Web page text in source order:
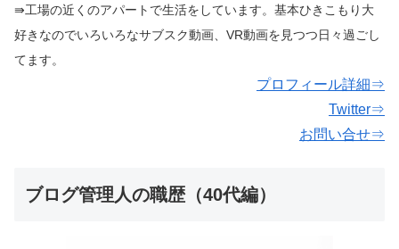
⇛工場の近くのアパートで生活をしています。基本ひきこもり大
好きなのでいろいろなサブスク動画、VR動画を見つつ日々過ごし
てます。
プロフィール詳細⇒
Twitter⇒
お問い合せ⇒
ブログ管理人の職歴（40代編）